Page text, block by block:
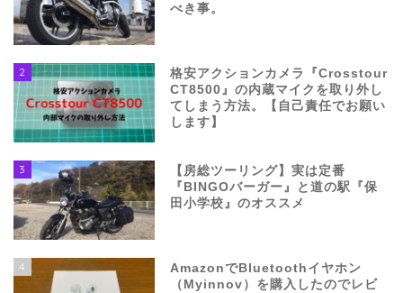
べき事。
2
格安アクションカメラ『Crosstour
CT8500』の内蔵マイクを取り外し
てしまう方法。【自己責任でお願い
します】
3
【房総ツーリング】実は定番
『BINGOバーガー』と道の駅『保
田小学校』のオススメ
4
AmazonでBluetoothイヤホン
（Myinnov）を購入したのでレビ